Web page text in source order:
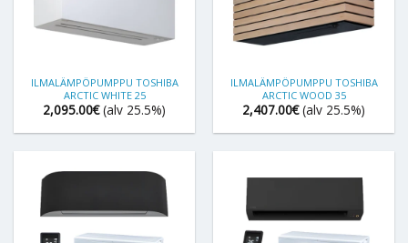
ILMALÄMPÖPUMPPU TOSHIBA
ARCTIC WHITE 25
2,095.00€ (alv 25.5%)
ILMALÄMPÖPUMPPU TOSHIBA
ARCTIC WOOD 35
2,407.00€ (alv 25.5%)